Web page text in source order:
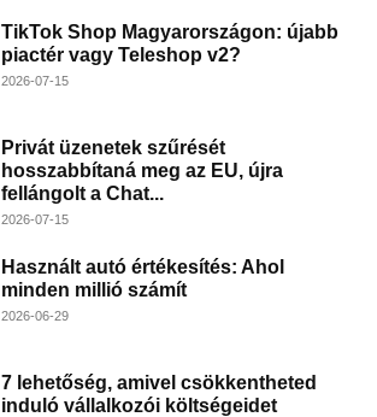
TikTok Shop Magyarországon: újabb
piactér vagy Teleshop v2?
2026-07-15
Privát üzenetek szűrését
hosszabbítaná meg az EU, újra
fellángolt a Chat...
2026-07-15
Használt autó értékesítés: Ahol
minden millió számít
2026-06-29
7 lehetőség, amivel csökkentheted
induló vállalkozói költségeidet